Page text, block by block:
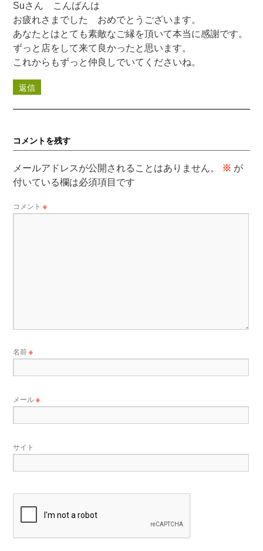
Suさん こんばんは
お疲れさまでした おめでとうございます。
あなたとはとても素敵なご縁を頂いて本当に感謝です。
ずっと店をして来て良かったと思います。
これからもずっと仲良しでいてくださいね。
返信
コメントを残す
メールアドレスが公開されることはありません。 ※ が
付いている欄は必須項目です
コメント※
名前※
メール※
サイト